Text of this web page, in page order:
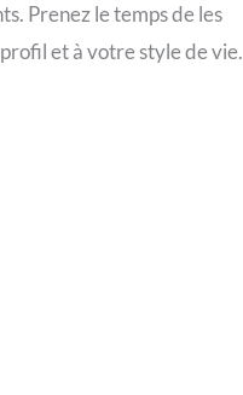
Prenez le temps de les
et à votre style de vie.